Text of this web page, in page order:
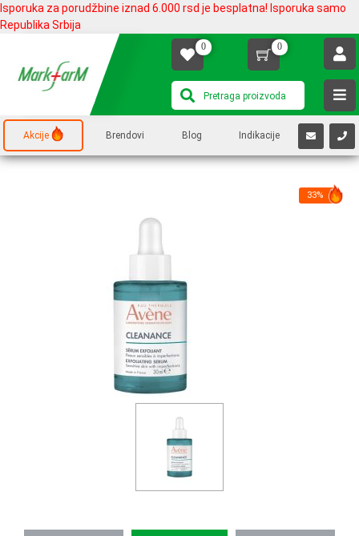
Isporuka za porudžbine iznad 6.000 rsd je besplatna! Isporuka samo
Republika Srbija
0 0
Akcije Brendovi Blog Indikacije
33%